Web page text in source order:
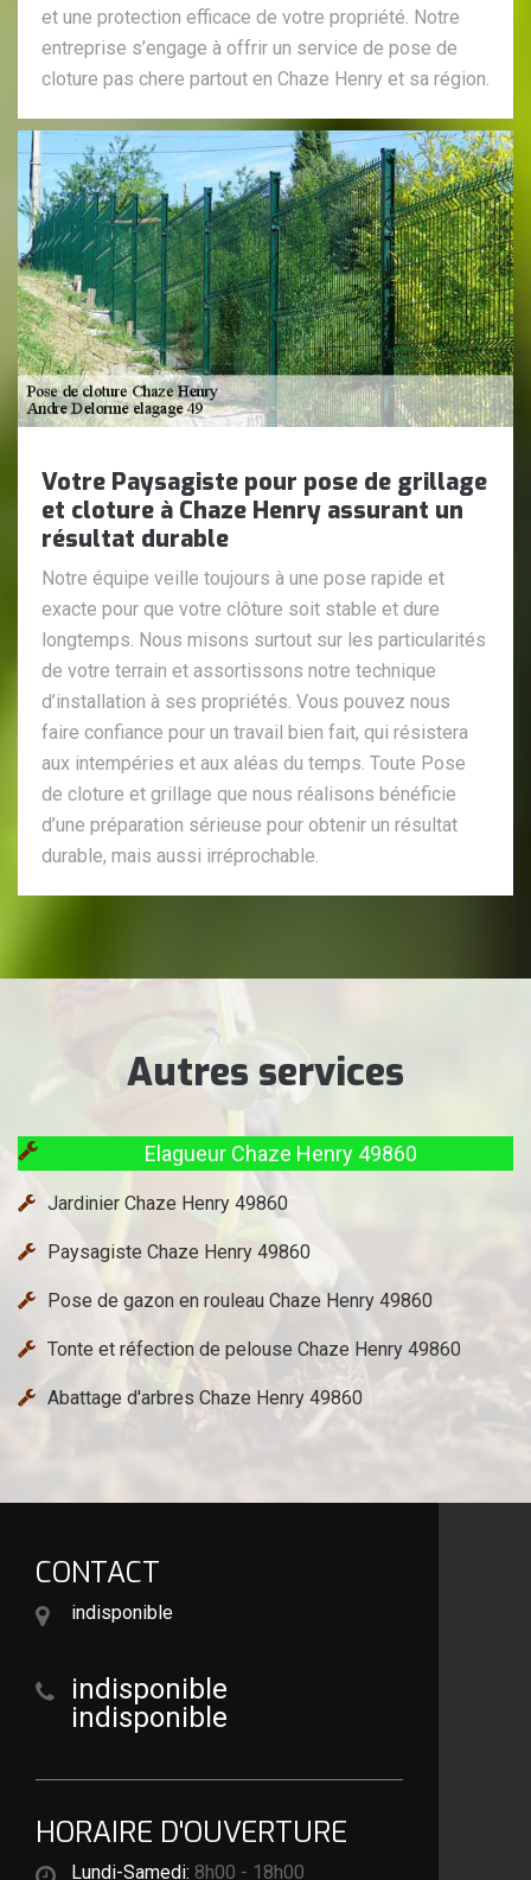
et une protection efficace de votre propriété. Notre
entreprise s’engage à offrir un service de pose de
cloture pas chere partout en Chaze Henry et sa région.
Votre Paysagiste pour pose de grillage
et cloture à Chaze Henry assurant un
résultat durable
Notre équipe veille toujours à une pose rapide et
exacte pour que votre clôture soit stable et dure
longtemps. Nous misons surtout sur les particularités
de votre terrain et assortissons notre technique
d’installation à ses propriétés. Vous pouvez nous
faire confiance pour un travail bien fait, qui résistera
aux intempéries et aux aléas du temps. Toute Pose
de cloture et grillage que nous réalisons bénéficie
d’une préparation sérieuse pour obtenir un résultat
durable, mais aussi irréprochable.
Autres services
Elagueur Chaze Henry 49860
Jardinier Chaze Henry 49860
Paysagiste Chaze Henry 49860
Pose de gazon en rouleau Chaze Henry 49860
Tonte et réfection de pelouse Chaze Henry 49860
Abattage d'arbres Chaze Henry 49860
CONTACT
indisponible
indisponible
indisponible
HORAIRE D'OUVERTURE
Lundi-Samedi: 8h00 - 18h00